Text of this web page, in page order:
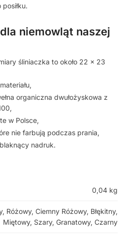
niemowląt naszej
śliniaczka to około 22 x 23
organiczna dwułożyskowa z
w Polsce,
nie farbują podczas prania,
nadruk.
0,04 kg
Różowy, Ciemny Różowy, Błękitny,
Miętowy, Szary, Granatowy, Czarny